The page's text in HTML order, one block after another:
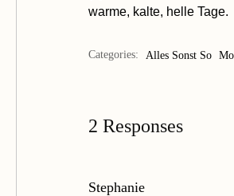
warme, kalte, helle Tage.
Categories: Alles Sonst So
2 Responses
Stephanie